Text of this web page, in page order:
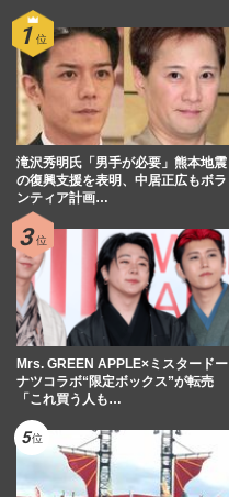
滝沢秀明氏「男手が必要」熊本地震
の復興支援を表明、中居正広もボラ
ンティア計画…
Mrs. GREEN APPLE×ミスタードー
ナツコラボ“限定ボックス”が転売
「これ買う人も…